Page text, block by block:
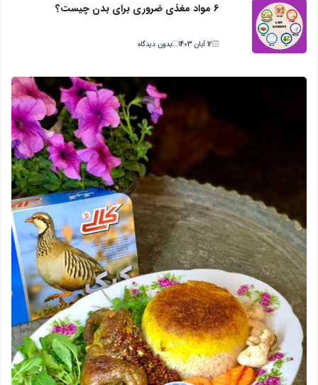
6 مواد مغذی ضروری برای بدن چیست؟
12 آبان 1403 بدون دیدگاه